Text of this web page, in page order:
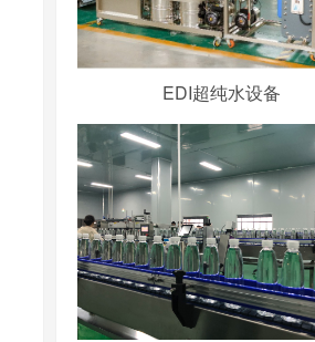
EDI超纯水设备